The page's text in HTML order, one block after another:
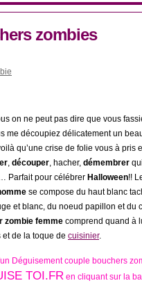
zombies
on ne peut pas dire que vous
me découpiez délicatement un
qu’une crise de folie vous à pris
, découper, hacher, démembrer
Parfait pour célébrer Halloween!!
se compose du haut blanc
et blanc, du noeud papillon et du
zombie femme comprend quand à
et de la toque de cuisinier.
Déguisement couple bouchers
TOI.FR en cliquant sur la